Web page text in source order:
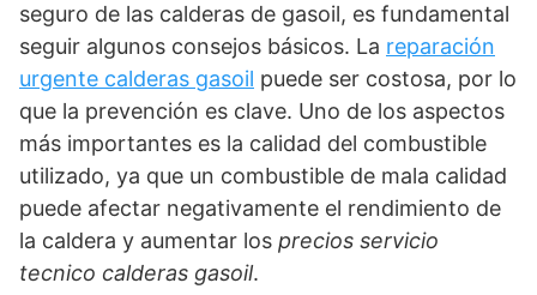
seguro de las calderas de gasoil, es fundamental
seguir algunos consejos básicos. La reparación
urgente calderas gasoil puede ser costosa, por lo
que la prevención es clave. Uno de los aspectos
más importantes es la calidad del combustible
utilizado, ya que un combustible de mala calidad
puede afectar negativamente el rendimiento de
la caldera y aumentar los precios servicio
tecnico calderas gasoil.